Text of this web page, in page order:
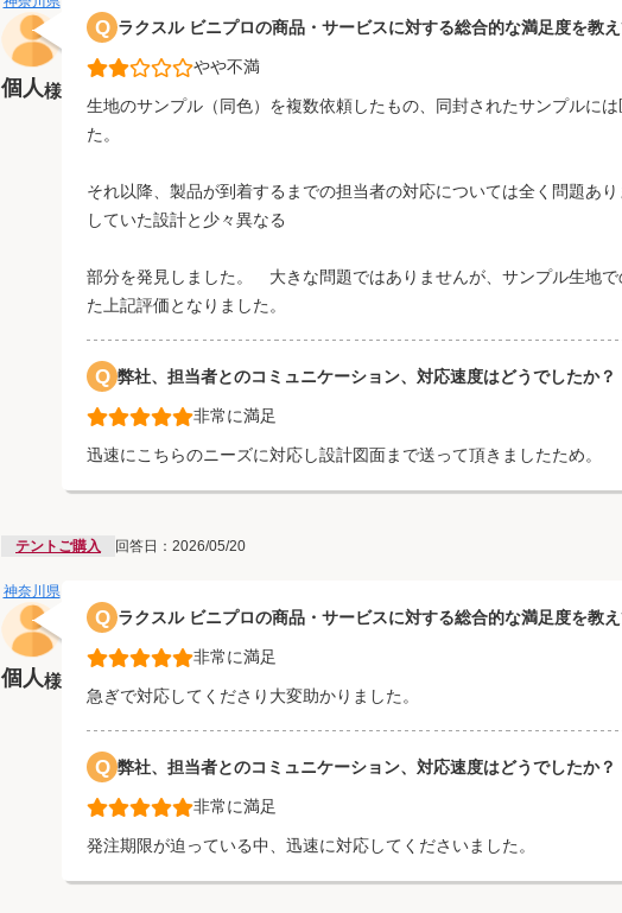
個人様
Q ラクスル ビニプロの商品・サービスに対する総合的な満足度を教え
やや不満
生地のサンプル（同色）を複数依頼したもの、同封されたサンプルに
た。
それ以降、製品が到着するまでの担当者の対応については全く問題あ
していた設計と少々異なる
部分を発見しました。 大きな問題ではありませんが、サンプル生地
た上記評価となりました。
Q 弊社、担当者とのコミュニケーション、対応速度はどうでしたか？
非常に満足
迅速にこちらのニーズに対応し設計図面まで送って頂きましたため。
テントご購入 回答日：2026/05/20
神奈川県
個人様
Q ラクスル ビニプロの商品・サービスに対する総合的な満足度を教え
非常に満足
急ぎで対応してくださり大変助かりました。
Q 弊社、担当者とのコミュニケーション、対応速度はどうでしたか？
非常に満足
発注期限が迫っている中、迅速に対応してくださいました。